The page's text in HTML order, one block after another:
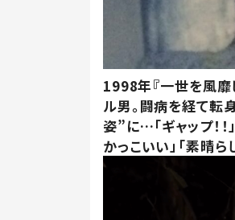
1998年『一世を風靡
ル男。闘病を経て転
姿”に…「ギャップ！！
かっこいい」「素晴ら